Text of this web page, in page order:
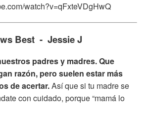
watch?v=qFxteVDgHwQ
Best - Jessie J
padres y madres. Que
razón, pero suelen estar más
de acertar.Así que si tu madre se
con cuidado, porque “mamá lo